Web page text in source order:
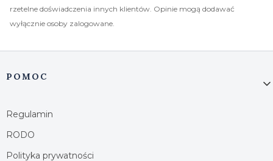
rzetelne doświadczenia innych klientów. Opinie mogą dodawać
wyłącznie osoby zalogowane.
Linki w stopce
POMOC
Regulamin
RODO
Polityka prywatności